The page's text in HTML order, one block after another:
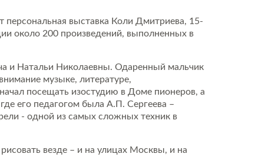
выставка Коли Дмитриева, 15-
около 200 произведений, выполненных в
и Натальи Николаевны. Одаренный мальчик
музыке, литературе,
посещать изостудию в Доме пионеров, а
его педагогом была А.П. Сергеева –
- одной из самых сложных техник в
везде – и на улицах Москвы, и на